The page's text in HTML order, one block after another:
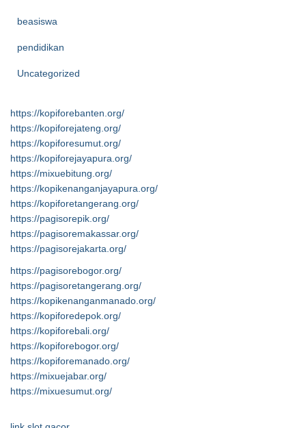
beasiswa
pendidikan
Uncategorized
https://kopiforebanten.org/
https://kopiforejateng.org/
https://kopiforesumut.org/
https://kopiforejayapura.org/
https://mixuebitung.org/
https://kopikenanganjayapura.org/
https://kopiforetangerang.org/
https://pagisorepik.org/
https://pagisoremakassar.org/
https://pagisorejakarta.org/
https://pagisorebogor.org/
https://pagisoretangerang.org/
https://kopikenanganmanado.org/
https://kopiforedepok.org/
https://kopiforebali.org/
https://kopiforebogor.org/
https://kopiforemanado.org/
https://mixuejabar.org/
https://mixuesumut.org/